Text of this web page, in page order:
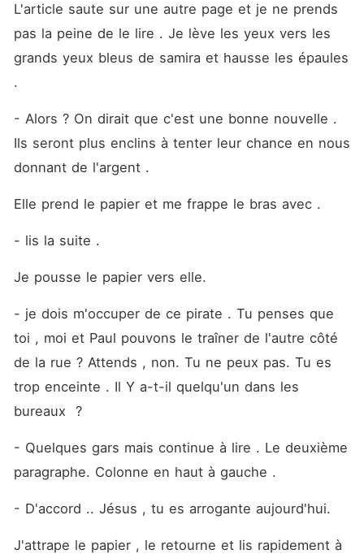
L'article saute sur une autre page et je ne prends
pas la peine de le lire . Je lève les yeux vers les
grands yeux bleus de samira et hausse les épaules
.
- Alors ? On dirait que c'est une bonne nouvelle .
Ils seront plus enclins à tenter leur chance en nous
donnant de l'argent .
Elle prend le papier et me frappe le bras avec .
- lis la suite .
Je pousse le papier vers elle.
- je dois m'occuper de ce pirate . Tu penses que
toi , moi et Paul pouvons le traîner de l'autre côté
de la rue ? Attends , non. Tu ne peux pas. Tu es
trop enceinte . Il Y a-t-il quelqu'un dans les
bureaux  ?
- Quelques gars mais continue à lire . Le deuxième
paragraphe. Colonne en haut à gauche .
- D'accord .. Jésus , tu es arrogante aujourd'hui.
J'attrape le papier , le retourne et lis rapidement à